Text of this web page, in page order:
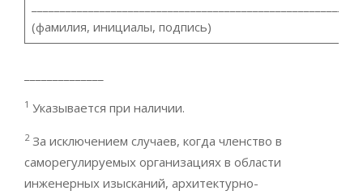
(фамилия, инициалы, подпись)
1 Указывается при наличии.
2За исключением случаев, когда членство в
саморегулируемых организациях в области
инженерных изысканий, архитектурно-